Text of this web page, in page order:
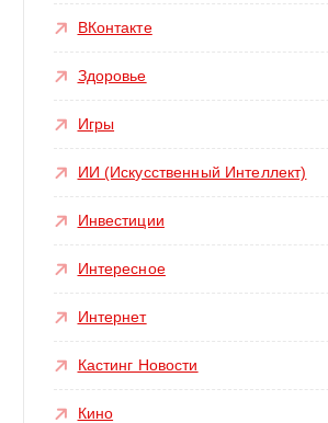
ВКонтакте
Здоровье
Игры
ИИ (Искусственный Интеллект)
Инвестиции
Интересное
Интернет
Кастинг Новости
Кино